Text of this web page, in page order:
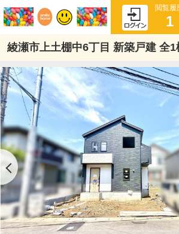
閲覧履
1
綾瀬市上土棚中6丁目 新築戸建 全1